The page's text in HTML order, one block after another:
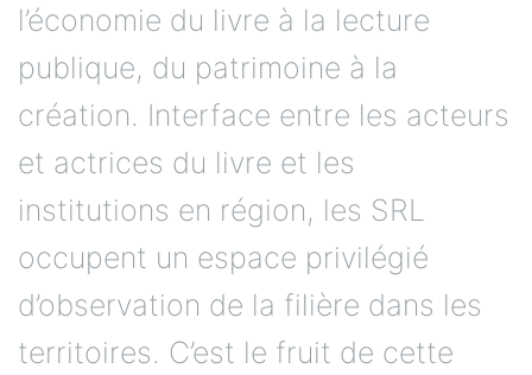
l’économie du livre à la lecture
publique, du patrimoine à la
création. Interface entre les acteurs
et actrices du livre et les
institutions en région, les SRL
occupent un espace privilégié
d’observation de la filière dans les
territoires. C’est le fruit de cette